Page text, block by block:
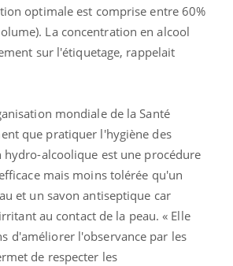
optimale est comprise entre 60%
La concentration en alcool
sur l'étiquetage, rappelait
mondiale de la Santé
que pratiquer l'hygiène des
alcoolique est une procédure
mais moins tolérée qu'un
et un savon antiseptique car
au contact de la peau. « Elle
d'améliorer l'observance par les
de respecter les